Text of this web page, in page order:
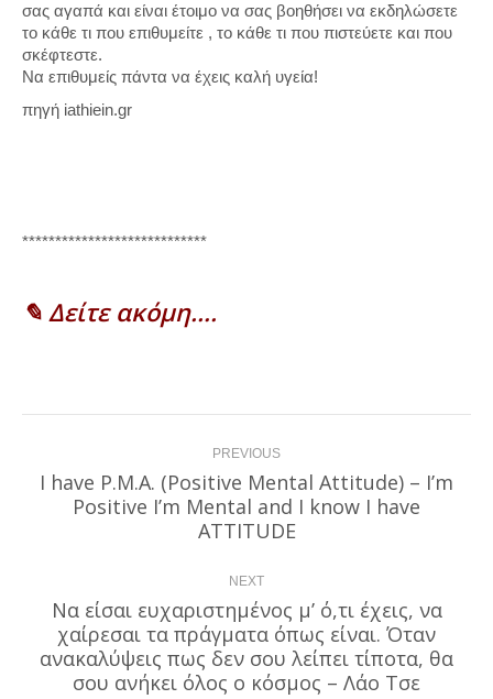
σας αγαπά και είναι έτοιμο να σας βοηθήσει να εκδηλώσετε
το κάθε τι που επιθυμείτε , το κάθε τι που πιστεύετε και που
σκέφτεστε.
Να επιθυμείς πάντα να έχεις καλή υγεία!
πηγή iathiein.gr
****************************
✎ Δείτε ακόμη….
navigation PREVIOUS
Previous
post:
I have P.M.A. (Positive Mental Attitude) – I’m
Positive I’m Mental and I know I have
ATTITUDE
NEXT
Next
post:
Να είσαι ευχαριστημένος μ’ ό,τι έχεις, να
χαίρεσαι τα πράγματα όπως είναι. Όταν
ανακαλύψεις πως δεν σου λείπει τίποτα, θα
σου ανήκει όλος ο κόσμος – Λάο Τσε